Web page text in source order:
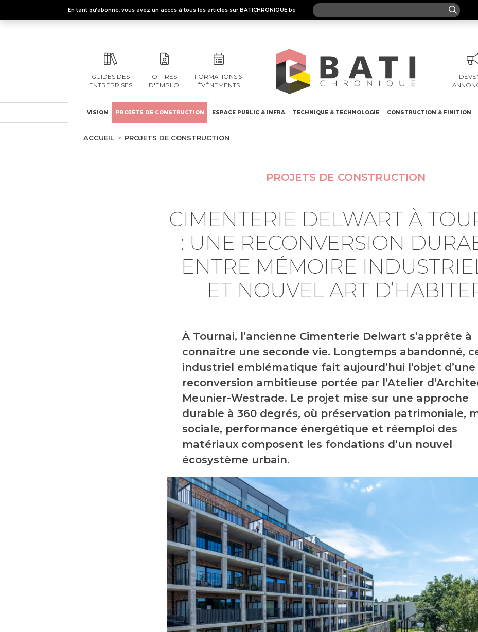
En tant qu’abonné, vous avez un accès à tous les articles sur BATICHRONIQUE.be
GUIDES DES
ENTREPRISES
OFFRES
D'EMPLOI
FORMATIONS &
ÉVÉNEMENTS
VISION PROJETS DE CONSTRUCTION ESPACE PUBLIC & INFRA TECHNIQUE & TECHNOLOGIE CONSTRUCTION & FINITION
ACCUEIL PROJETS DE CONSTRUCTION
PROJETS DE CONSTRUCTION
CIMENTERIE DELWART À
: UNE RECONVERSION
ENTRE MÉMOIRE
ET NOUVEL ART
À Tournai, l’ancienne Cimenterie Delwart s’apprête à
connaître une seconde vie. Longtemps abandonné,
industriel emblématique fait aujourd’hui l’objet d’une
reconversion ambitieuse portée par l’Atelier
Meunier-Westrade. Le projet mise sur une approche
durable à 360 degrés, où préservation patrimoniale,
sociale, performance énergétique et réemploi des
matériaux composent les fondations d’un nouvel
écosystème urbain.